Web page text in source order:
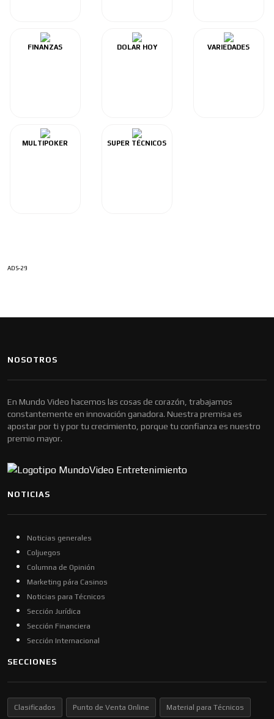
FINANZAS DOLAR HOY VARIEDADES
MULTIPOKER SUPER TÉCNICOS
ADS-29
NOSOTROS
En Mundo Video hacemos las cosas de corazón, trabajamos
constantemente en innovación ganadora. Nuestra premisa es
apostar por ti y por tu crecimiento, porque tu confianza es nuestro
premio mayor.
NOTICIAS
Noticias generales
Coljuegos
Columna de Opinión
Marketing pára Casinos
Noticias para Técnicos
Sección Jurídica
Sección Financiera
Sección Internacional
SECCIONES
Clasificados Punto de Venta Online Material para Técnicos